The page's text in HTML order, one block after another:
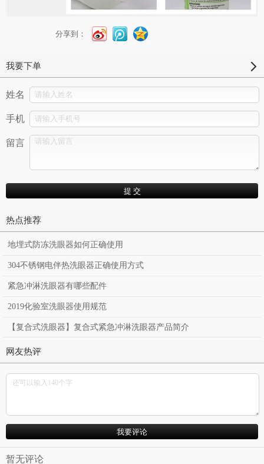
分享到：
我要下单
姓名
手机
留言
热点推荐
地埋式防冻洗眼器如何正确使用
304不锈钢电伴热洗眼器正确使用方式
紧急冲淋洗眼器有哪些配件
2019化验室洗眼器使用规范
【复合式洗眼器】复合式紧急冲淋洗眼器产品简介
网友热评
暂无评论